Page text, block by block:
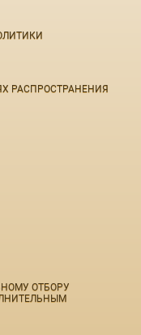
РАСПРОСТРАНЕНИЯ
ОТБОРУ